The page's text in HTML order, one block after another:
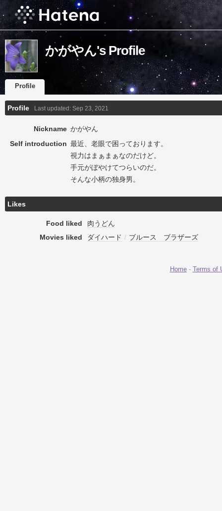
かがやん's Profile
Profile
Profile Last updated: Sep 23, 2021
Nickname かがやん
Self introduction 最近、老眼で困っております。
視力はまぁまぁなのだけど。
手元がぼやけてつらいのだ。
そんな小柄の独身男。
Likes
Food liked
肉うどん
Movies liked
ダイハード / ブルース ブラザーズ
Home- Terms of